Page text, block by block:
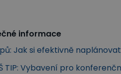
informace
Jak si efektivně
TIP: Vybavení pro